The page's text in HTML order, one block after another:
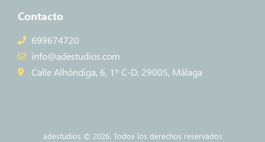
Contacto
699674720
info@adestudios.com
Calle Alhóndiga, 6, 1º C-D, 29005, Málaga
adestudios © 2026. Todos los derechos reservados